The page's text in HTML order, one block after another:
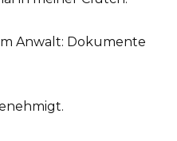
Anwalt: Dokumente